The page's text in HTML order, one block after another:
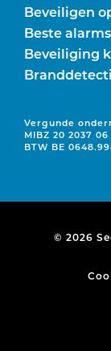
Beveiligen
Beste
Beveiliging
Vergunde
MIBZ 20 2037 06
BTW BE
© 2026